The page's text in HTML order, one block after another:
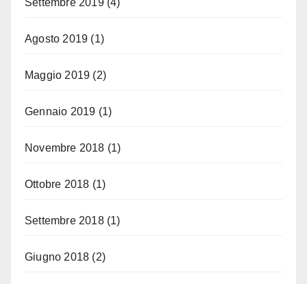
Agosto 2019 (1)
Maggio 2019 (2)
Gennaio 2019 (1)
Novembre 2018 (1)
Ottobre 2018 (1)
Settembre 2018(1)
Giugno 2018 (2)